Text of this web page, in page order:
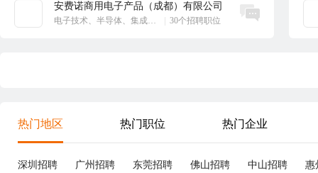
安费诺商用电子产品（成都）有限公司
电子技术、半导体、集成电路 30个招聘职位
立即沟通
热门地区 热门职位 热门企业
深圳招聘 广州招聘 东莞招聘 佛山招聘 中山招聘
惠